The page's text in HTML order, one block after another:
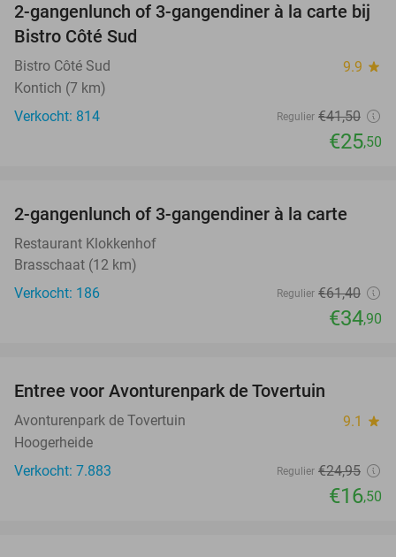
39%
2-gangenlunch of 3-gangendiner à la carte bij
Bistro Côté Sud
Bistro Côté Sud 9.9 star
Kontich (7 km)
Verkocht: 814
Regulier €41,50
€25,50
43%
2-gangenlunch of 3-gangendiner à la carte
Restaurant Klokkenhof
Brasschaat (12 km)
Verkocht: 186
Regulier €61,40
€34,90
Entree voor Avonturenpark de Tovertuin
Avonturenpark de Tovertuin 9.1 star
Hoogerheide
Verkocht: 7.883
Regulier €24,95
€16,50